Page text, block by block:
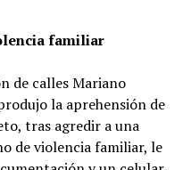
familiar
de calles Mariano
la aprehensión de
tras agredir a una
de violencia familiar, le